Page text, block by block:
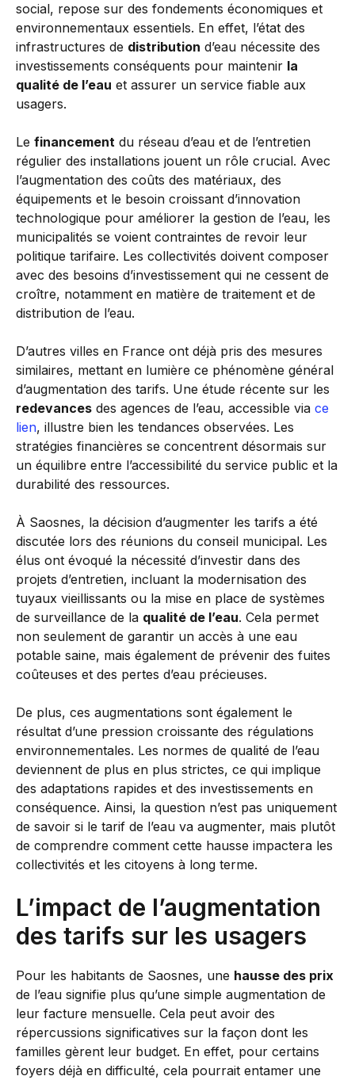
social, repose sur des fondements économiques et
environnementaux essentiels. En effet, l’état des
infrastructures de distribution d’eau nécessite des
investissements conséquents pour maintenir la
qualité de l’eau et assurer un service fiable aux
usagers.
Le financement du réseau d’eau et de l’entretien
régulier des installations jouent un rôle crucial. Avec
l’augmentation des coûts des matériaux, des
équipements et le besoin croissant d’innovation
technologique pour améliorer la gestion de l’eau, les
municipalités se voient contraintes de revoir leur
politique tarifaire. Les collectivités doivent composer
avec des besoins d’investissement qui ne cessent de
croître, notamment en matière de traitement et de
distribution de l’eau.
D’autres villes en France ont déjà pris des mesures
similaires, mettant en lumière ce phénomène général
d’augmentation des tarifs. Une étude récente sur les
redevances des agences de l’eau, accessible via ce
lien, illustre bien les tendances observées. Les
stratégies financières se concentrent désormais sur
un équilibre entre l’accessibilité du service public et la
durabilité des ressources.
À Saosnes, la décision d’augmenter les tarifs a été
discutée lors des réunions du conseil municipal. Les
élus ont évoqué la nécessité d’investir dans des
projets d’entretien, incluant la modernisation des
tuyaux vieillissants ou la mise en place de systèmes
de surveillance de la qualité de l’eau. Cela permet
non seulement de garantir un accès à une eau
potable saine, mais également de prévenir des fuites
coûteuses et des pertes d’eau précieuses.
De plus, ces augmentations sont également le
résultat d’une pression croissante des régulations
environnementales. Les normes de qualité de l’eau
deviennent de plus en plus strictes, ce qui implique
des adaptations rapides et des investissements en
conséquence. Ainsi, la question n’est pas uniquement
de savoir si le tarif de l’eau va augmenter, mais plutôt
de comprendre comment cette hausse impactera les
collectivités et les citoyens à long terme.
L’impact de l’augmentation
des tarifs sur les usagers
Pour les habitants de Saosnes, une hausse des prix
de l’eau signifie plus qu’une simple augmentation de
leur facture mensuelle. Cela peut avoir des
répercussions significatives sur la façon dont les
familles gèrent leur budget. En effet, pour certains
foyers déjà en difficulté, cela pourrait entamer une